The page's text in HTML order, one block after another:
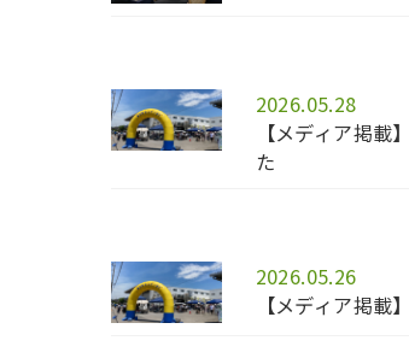
2026.05.28
【メディア掲
た
2026.05.26
【メディア掲